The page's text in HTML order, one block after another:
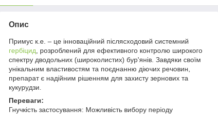
Опис
Примус к.е. – це інноваційний післясходовий системний
гербіцид , розроблений для ефективного контролю широкого
спектру дводольних (широколистих) бур'янів. Завдяки своїм
унікальним властивостям та поєднанню діючих речовин,
препарат є надійним рішенням для захисту зернових та
кукурудзи.
Переваги:
Гнучкість застосування: Можливість вибору періоду